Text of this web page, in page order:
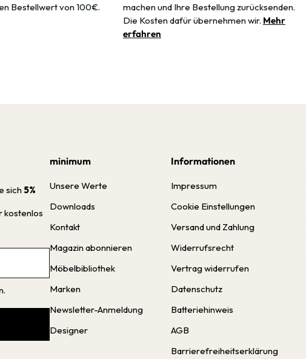
Bestellwert von 100€.
machen und Ihre Bestellung zurücksenden.
Die Kosten dafür übernehmen wir. Mehr
erfahren
sich 5%
kostenlos
minimum
Unsere Werte
Downloads
Kontakt
Magazin abonnieren
Möbelbibliothek
Marken
Newsletter-Anmeldung
Designer
Informationen
Impressum
Cookie Einstellungen
Versand und Zahlung
Widerrufsrecht
Vertrag widerrufen
Datenschutz
Batteriehinweis
AGB
Barrierefreiheitserklärung